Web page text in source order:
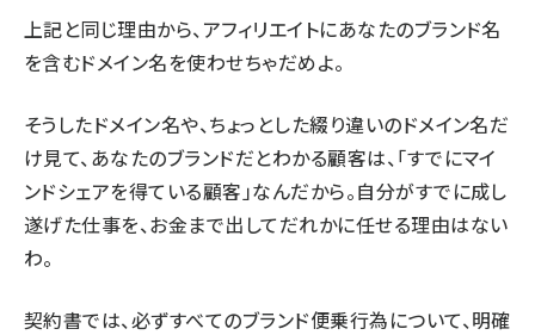
上記と同じ理由から、アフィリエイトにあなたのブランド名
を含むドメイン名を使わせちゃだめよ。
そうしたドメイン名や、ちょっとした綴り違いのドメイン名だ
け見て、あなたのブランドだとわかる顧客は、「すでにマイ
ンドシェアを得ている顧客」なんだから。自分がすでに成し
遂げた仕事を、お金まで出してだれかに任せる理由はない
わ。
契約書では、必ずすべてのブランド便乗行為について、明確